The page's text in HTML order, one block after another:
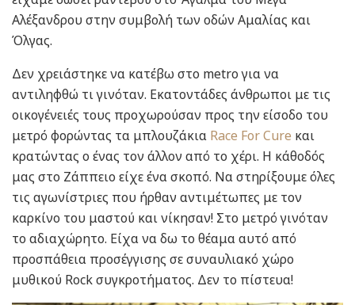
Αλέξανδρου στην συμβολή των οδών Αμαλίας και
Όλγας.
Δεν χρειάστηκε να κατέβω στο metro για να
αντιληφθώ τι γινόταν. Εκατοντάδες άνθρωποι με τις
οικογένειές τους προχωρούσαν προς την είσοδο του
μετρό φορώντας τα μπλουζάκια Race For Cure και
κρατώντας ο ένας τον άλλον από το χέρι. Η κάθοδός
μας στο Ζάππειο είχε ένα σκοπό. Να στηρίξουμε όλες
τις αγωνίστριες που ήρθαν αντιμέτωπες με τον
καρκίνο του μαστού και νίκησαν! Στο μετρό γινόταν
το αδιαχώρητο. Είχα να δω το θέαμα αυτό από
προσπάθεια προσέγγισης σε συναυλιακό χώρο
μυθικού Rock συγκροτήματος. Δεν το πίστευα!